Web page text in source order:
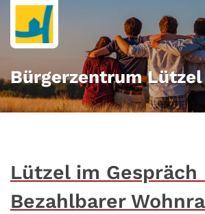
Zum Inhalt springen
Bürgerzentrum Lützel
Lützel im Gespräch
Bezahlbarer